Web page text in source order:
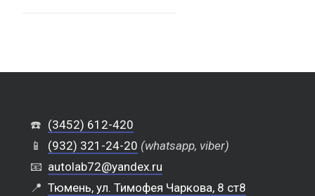
☎️ (3452) 612-420
📱
(932) 321-24-20 (whatsapp, viber)
📧 autolab72@yandex.ru
📍 Тюмень, ул. Тимофея Чаркова, 8 ст8